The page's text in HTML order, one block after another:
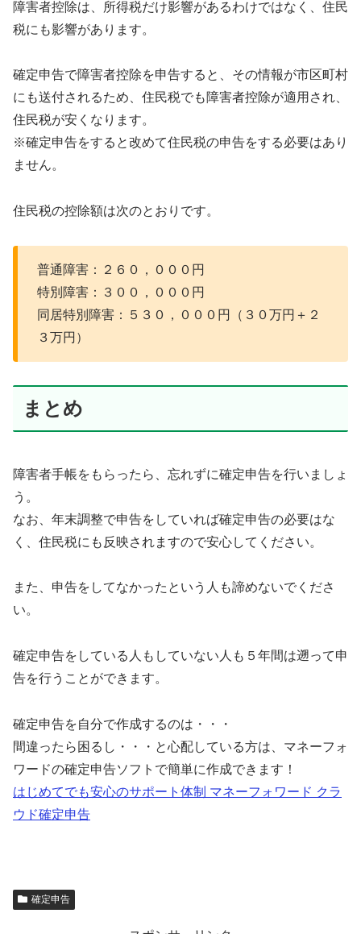
障害者控除は、所得税だけ影響があるわけではなく、住民
税にも影響があります。
確定申告で障害者控除を申告すると、その情報が市区町村
にも送付されるため、住民税でも障害者控除が適用され、
住民税が安くなります。
※確定申告をすると改めて住民税の申告をする必要はあり
ません。
住民税の控除額は次のとおりです。
普通障害：２６０，０００円
特別障害：３００，０００円
同居特別障害：５３０，０００円（３０万円＋２
３万円）
まとめ
障害者手帳をもらったら、忘れずに確定申告を行いましょ
う。
なお、年末調整で申告をしていれば確定申告の必要はな
く、住民税にも反映されますので安心してください。
また、申告をしてなかったという人も諦めないでくださ
い。
確定申告をしている人もしていない人も５年間は遡って申
告を行うことができます。
確定申告を自分で作成するのは・・・
間違ったら困るし・・・と心配している方は、マネーフォ
ワードの確定申告ソフトで簡単に作成できます！
はじめてでも安心のサポート体制 マネーフォワード クラ
ウド確定申告
確定申告